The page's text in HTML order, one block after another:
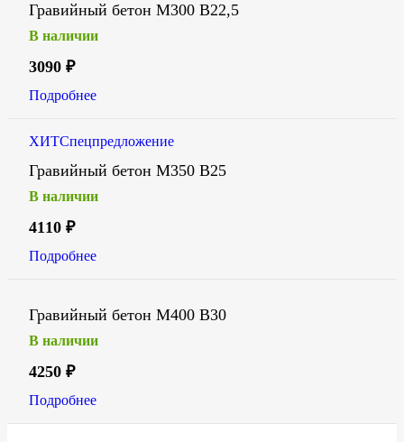
Гравийный бетон М300 В22,5
В наличии
3090 ₽
Подробнее
ХИТСпецпредложение
Гравийный бетон М350 В25
В наличии
4110 ₽
Подробнее
Гравийный бетон М400 В30
В наличии
4250 ₽
Подробнее